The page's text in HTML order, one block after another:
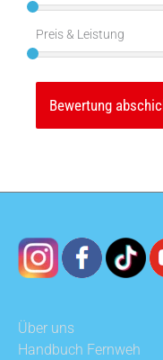
Preis & Leistung
Über uns
Handbuch Fernweh